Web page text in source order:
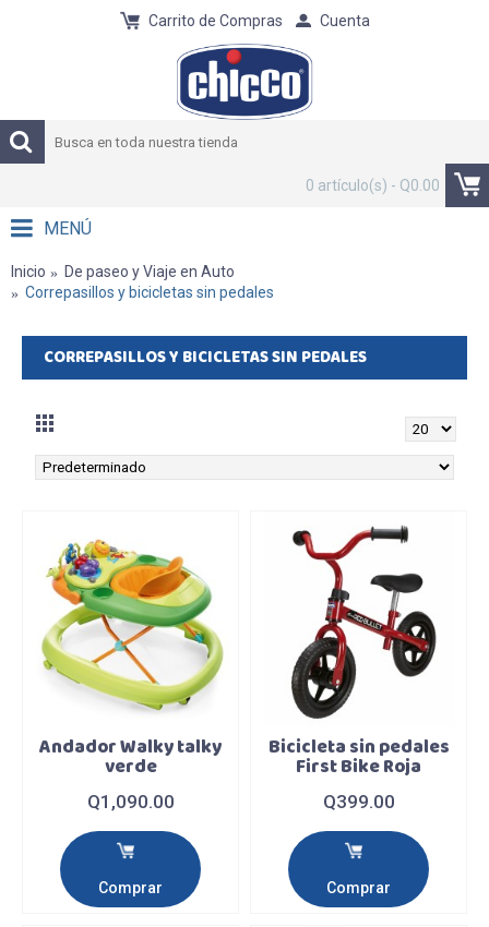
Carrito de Compras Cuenta
0 artículo(s) - Q0.00
MENÚ
Inicio
De paseo y Viaje en Auto
Correpasillos y bicicletas sin pedales
CORREPASILLOS Y BICICLETAS SIN PEDALES
Andador Walky talky
verde
Q1,090.00
Comprar
Bicicleta sin pedales
First Bike Roja
Q399.00
Comprar